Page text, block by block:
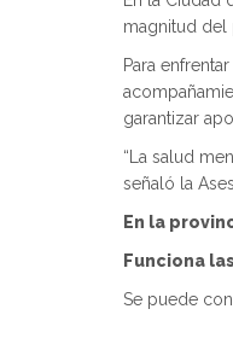
magnitud del
Para
garantizar
“La salud
señaló la
En la
Funciona
Se puede